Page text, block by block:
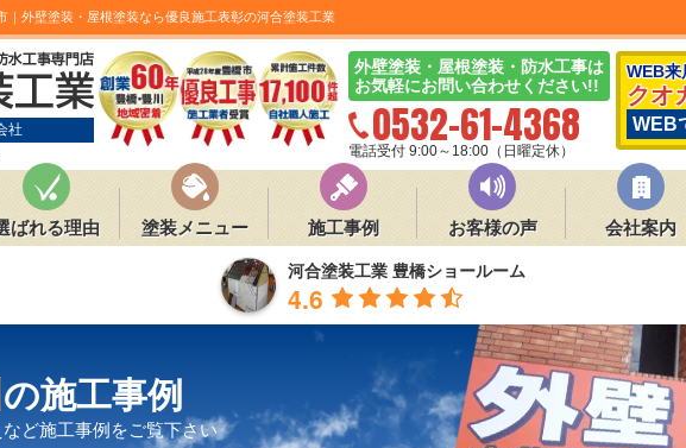
｜外壁塗装・屋根塗装なら優良施工表彰の河合塗装工業
社
外壁塗装・屋根塗装・防水工事は
お気軽にお問い合わせください!!
0532-61-4368
電話受付 9:00～18:00（日曜定休）
WEB来
クオ
WEB
ばれる理由 塗装メニュー 施工事例 お客様の声 会社案内
河合塗装工業 豊橋ショールーム
4.6
施工事例
ど施工事例をご覧下さい